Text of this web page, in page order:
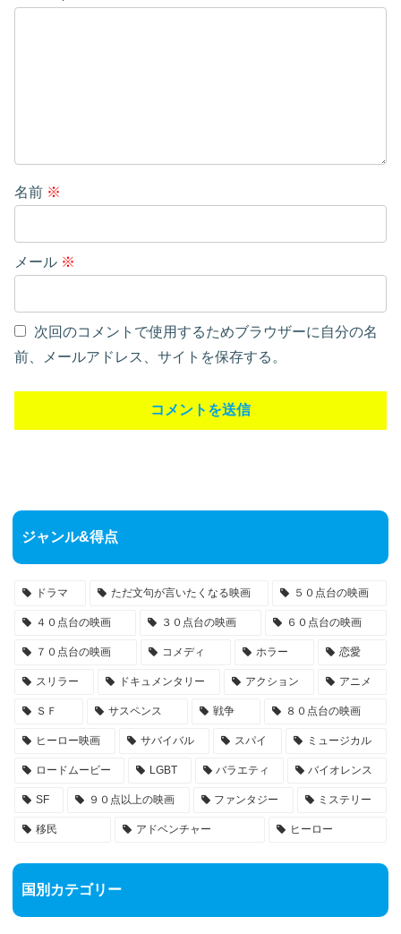
名前 ※
メール ※
次回のコメントで使用するためブラウザーに自分の名
前、メールアドレス、サイトを保存する。
ジャンル&得点
ドラマ ただ文句が言いたくなる映画 ５０点台の映画
４０点台の映画 ３０点台の映画 ６０点台の映画
７０点台の映画 コメディ ホラー 恋愛
スリラー ドキュメンタリー アクション アニメ
ＳＦ サスペンス 戦争 ８０点台の映画
ヒーロー映画 サバイバル スパイ ミュージカル
ロードムービー LGBT バラエティ バイオレンス
SF ９０点以上の映画 ファンタジー ミステリー
移民 アドベンチャー ヒーロー
国別カテゴリー